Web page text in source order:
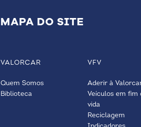
MAPA DO SITE
VALORCAR
Quem Somos
Biblioteca
VFV
Aderir à
Veículos em fim
vida
Reciclagem